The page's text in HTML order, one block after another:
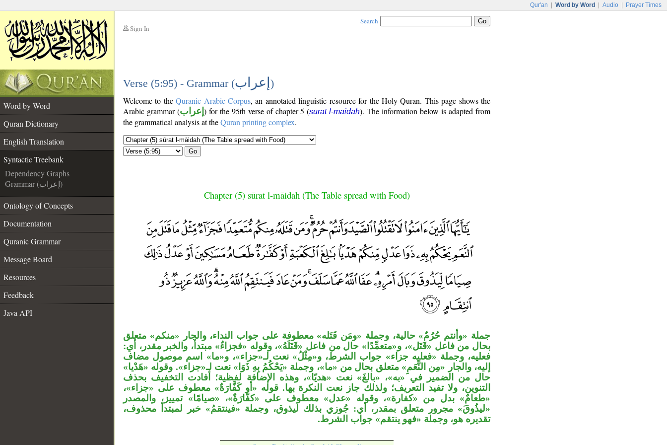
Qur'an Word by Word Audio Prayer Times
Sign In
Search
Verse (5:95) - Grammar (إعراب )
Word by Word
Quran Dictionary
English Translation
Syntactic Treebank
Dependency Graphs
Grammar (إعراب)
Ontology of Concepts
Documentation
Quranic Grammar
Message Board
Resources
Feedback
Java API
Welcome to theQuranic Arabic Corpus, an annotated linguistic resource for the Holy Quran. This page shows the
Arabic grammar (إعراب ) for the 95th verse of chapter 5 (sūrat l-māidah). The information below is adapted from
the grammatical analysis at theQuran printing complex.
Go
Chapter (5) sūrat l-māidah (The Table spread with Food)
جملة «وأنتم حُرُمٌ» حالية، وجملة «ومَن قَتَله» معطوفة على جواب النداء، والجار «منكم» متعلق
بحال من فاعل «قَتَل»، و«متعمِّدًا» حال من فاعل «قَتَلَهُ»، وقوله «فجزاءٌ» مبتدأ، والخبر مقدر، أي:
فعليه، وجملة «فعليه جزاء» جواب الشرط، و«مِثْلُ» نعت لـ«جزاء»، و«ما» اسم موصول مضاف
إليه، والجار «مِن النَّعَمِ» متعلق بحال من «ما»، وجملة «يَحْكُمُ بِهِ ذَوَا» نعت لـ«جزاء». وقوله «هَدْيا»
حال من الضمير في «به»، «بالغَ» نعت «هديًا»، وهذه الإضافة لفظية؛ أفادت التخفيف بحذف
التنوين، ولا تفيد التعريف؛ ولذلك جاز نعت النكرة بها. قوله «أو كَفَّارَةٌ» معطوف على «جزاء»،
«طعامٌ» بدل من «كفارة»، وقوله «عدل» معطوف على «كفَّارَةٌ»، «صيامًا» تمييز، والمصدر
«ليذُوقَ» مجرور متعلق بمقدر، أي: جُوزي بذلك ليذوق، وجملة «فينتقمُ» خبر لمبتدأ محذوف،
تقديره هو، وجملة «فهو ينتقم» جواب الشرط.